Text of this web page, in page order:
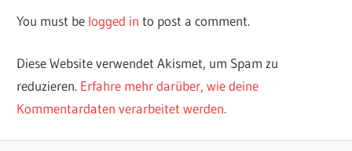
You must be logged in to post a comment.
Diese Website verwendet Akismet, um Spam zu
reduzieren. Erfahre mehr darüber, wie deine
Kommentardaten verarbeitet werden.